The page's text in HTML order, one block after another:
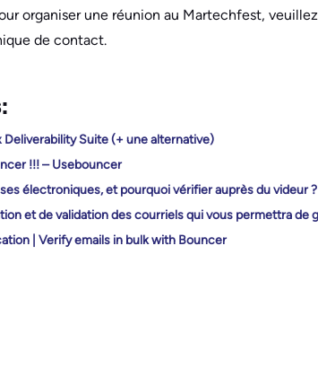
organiser une réunion au Martechfest,
de contact.
Deliverability Suite (+ une alternative)
!!! – Usebouncer
électroniques, et pourquoi vérifier auprès du videur
et de validation des courriels qui vous permettra de
| Verify emails in bulk with Bouncer